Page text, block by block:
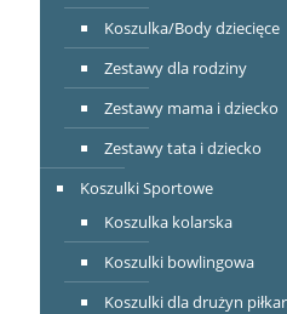
Koszulka/Body dziecięce
Zestawy dla rodziny
Zestawy mama i dziecko
Zestawy tata i dziecko
Koszulki Sportowe
Koszulka kolarska
Koszulki bowlingowa
Koszulki dla drużyn